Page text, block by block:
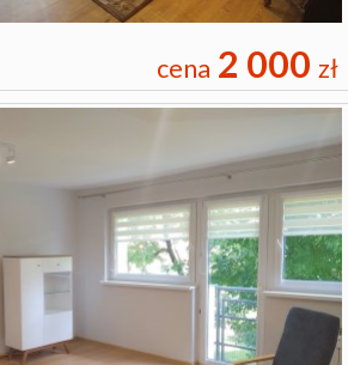
cena 2 000 zł